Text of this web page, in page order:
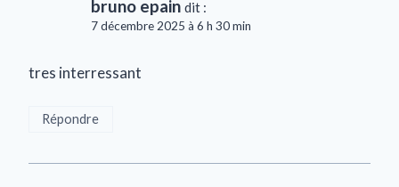
bruno epain dit :
7 décembre 2025 à 6 h 30 min
tres interressant
Répondre